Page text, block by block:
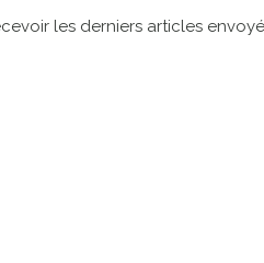
les derniers articles